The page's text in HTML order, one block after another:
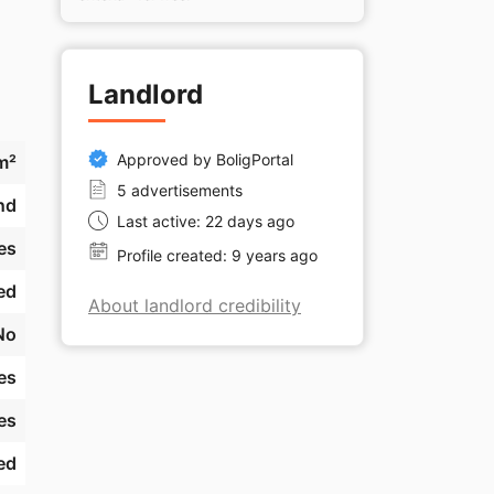
Landlord
Approved by BoligPortal
5 advertisements
Last active: 22 days ago
Profile created: 9 years ago
About landlord credibility